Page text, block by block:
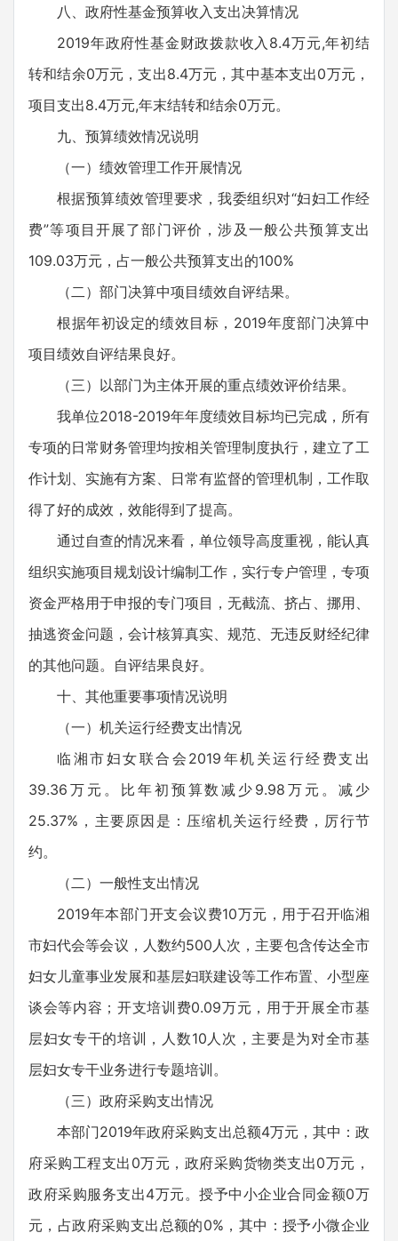
八、政府性基金预算收入支出决算情况
2019年政府性基金财政拨款收入8.4万元,年初结
转和结余0万元，支出8.4万元，其中基本支出0万元，
项目支出8.4万元,年末结转和结余0万元。
九、预算绩效情况说明
（一）绩效管理工作开展情况
根据预算绩效管理要求，我委组织对“妇妇工作经
费”等项目开展了部门评价，涉及一般公共预算支出
109.03万元，占一般公共预算支出的100%
（二）部门决算中项目绩效自评结果。
根据年初设定的绩效目标，2019年度部门决算中
项目绩效自评结果良好。
（三）以部门为主体开展的重点绩效评价结果。
我单位2018-2019年年度绩效目标均已完成，所有
专项的日常财务管理均按相关管理制度执行，建立了工
作计划、实施有方案、日常有监督的管理机制，工作取
得了好的成效，效能得到了提高。
通过自查的情况来看，单位领导高度重视，能认真
组织实施项目规划设计编制工作，实行专户管理，专项
资金严格用于申报的专门项目，无截流、挤占、挪用、
抽逃资金问题，会计核算真实、规范、无违反财经纪律
的其他问题。自评结果良好。
十、其他重要事项情况说明
（一）机关运行经费支出情况
临湘市妇女联合会2019年机关运行经费支出
39.36万元。比年初预算数减少9.98万元。减少
25.37%，主要原因是：压缩机关运行经费，厉行节
约。
（二）一般性支出情况
2019年本部门开支会议费10万元，用于召开临湘
市妇代会等会议，人数约500人次，主要包含传达全市
妇女儿童事业发展和基层妇联建设等工作布置、小型座
谈会等内容；开支培训费0.09万元，用于开展全市基
层妇女专干的培训，人数10人次，主要是为对全市基
层妇女专干业务进行专题培训。
（三）政府采购支出情况
本部门2019年政府采购支出总额4万元，其中：政
府采购工程支出0万元，政府采购货物类支出0万元，
政府采购服务支出4万元。授予中小企业合同金额0万
元，占政府采购支出总额的0%，其中：授予小微企业